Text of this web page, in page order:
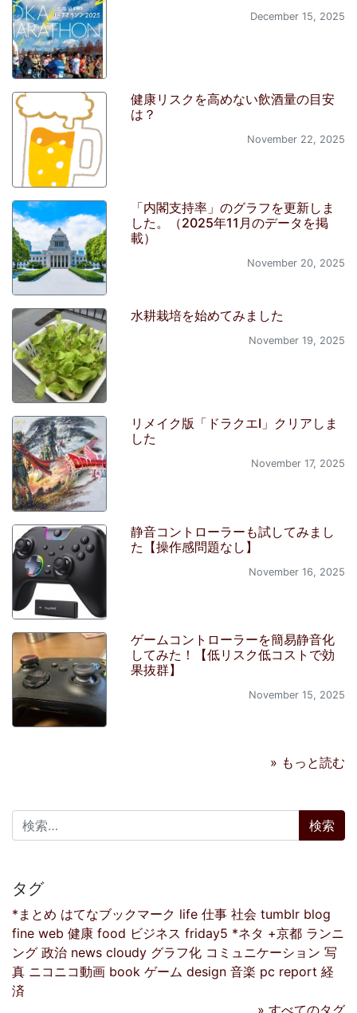
December 15, 2025
健康リスクを高めない飲酒量の目安
は？
November 22, 2025
「内閣支持率」のグラフを更新しま
した。（2025年11月のデータを掲
載）
November 20, 2025
水耕栽培を始めてみました
November 19, 2025
リメイク版「ドラクエI」クリアしま
した
November 17, 2025
静音コントローラーも試してみまし
た【操作感問題なし】
November 16, 2025
ゲームコントローラーを簡易静音化
してみた！【低リスク低コストで効
果抜群】
November 15, 2025
» もっと読む
検索:
タグ
*まとめ はてなブックマーク life 仕事 社会 tumblr blog
fine web 健康 food ビジネス friday5 *ネタ +京都 ランニ
ング 政治 news cloudy グラフ化 コミュニケーション 写
真 ニコニコ動画 book ゲーム design 音楽 pc report 経
済